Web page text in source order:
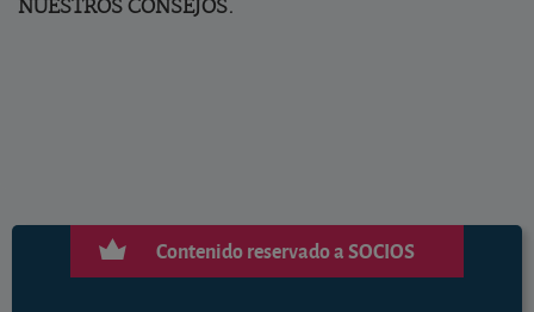
NUESTROS CONSEJOS.
Contenido reservado a SOCIOS